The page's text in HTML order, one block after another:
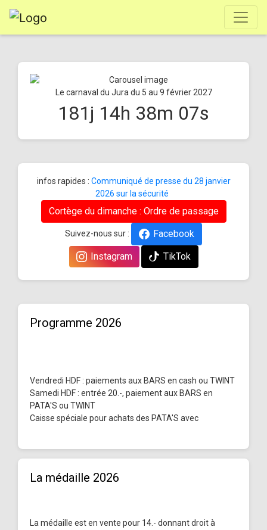
Le carnaval du Jura du 5 au 9 février 2027
181 j 14h 38m 07s
infos rapides : Communiqué de presse du 28 janvier
2026 sur la sécurité
Cortège du dimanche : Ordre de passage
Suivez-nous sur :
Facebook
Instagram
TikTok
Programme 2026
Vendredi HDF : paiements aux BARS en cash ou TWINT
Samedi HDF : entrée 20.-, paiement aux BARS en
PATA'S ou TWINT
Caisse spéciale pour achats des PATA'S avec
La médaille 2026
La médaille est en vente pour 14.- donnant droit à